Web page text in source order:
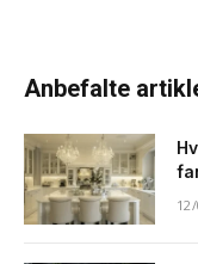
Anbefalte